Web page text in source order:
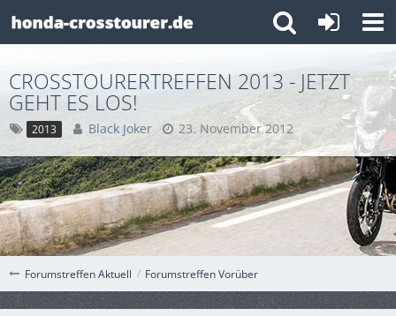
Forumstreffen Aktuell Forumstreffen Vorüber
CROSSTOURERTREFFEN 2013 - JETZT
GEHT ES LOS!
2013 Black Joker 23. November 2012